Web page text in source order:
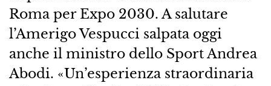
Roma per Expo 2030. A salutare
l’Amerigo Vespucci salpata oggi
anche il ministro dello Sport Andrea
Abodi. «Un’esperienza straordinaria